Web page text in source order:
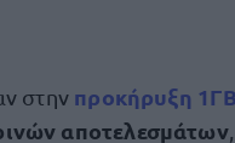
στην προκήρυξη
αποτελεσμάτων